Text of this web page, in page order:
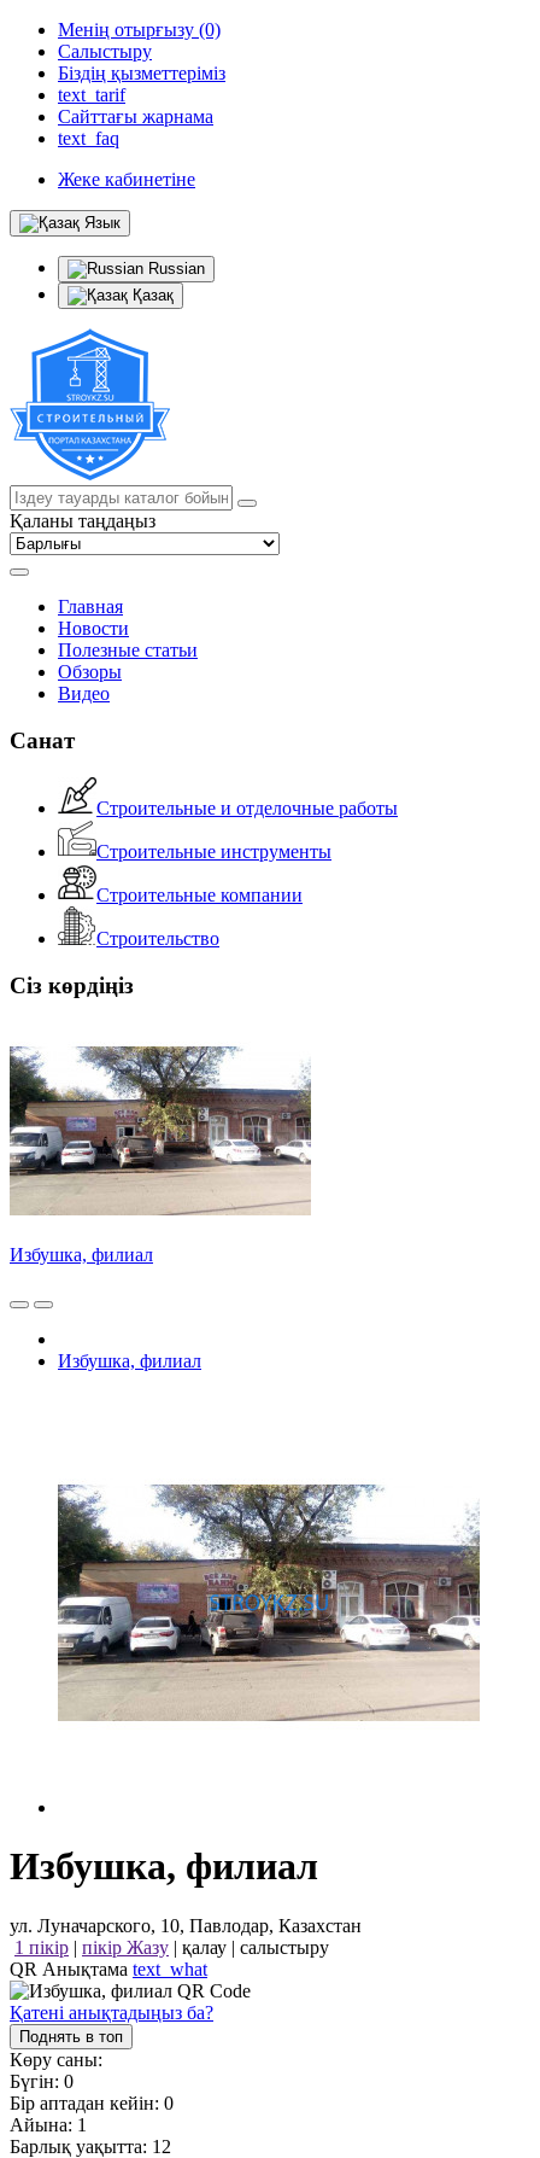
Менің отырғызу (0)
Салыстыру
Біздің қызметтеріміз
text_tarif
Сайттағы жарнама
text_faq
Жеке кабинетіне
Язык
Russian
Қазақ
Қаланы таңдаңыз
Главная
Новости
Полезные статьи
Обзоры
Видео
Санат
Строительные и отделочные работы
Строительные инструменты
Строительные компании
Строительство
Сіз көрдіңіз
Избушка, филиал
Избушка, филиал
Избушка, филиал
ул. Луначарского, 10, Павлодар, Казахстан
1 пікір | пікір Жазу | қалау | салыстыру
QR Анықтама text_what
Қатені анықтадыңыз ба?
Поднять в топ
Көру саны:
Бүгін: 0
Бір аптадан кейін: 0
Айына: 1
Барлық уақытта: 12